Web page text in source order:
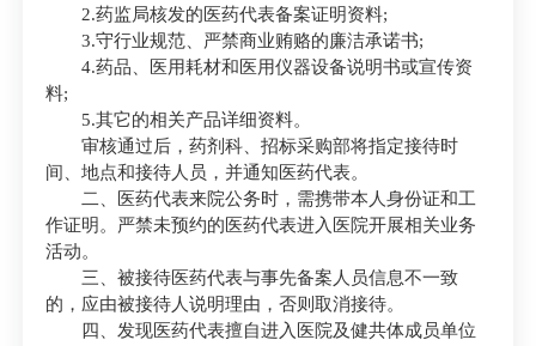
2.药监局核发的医药代表备案证明资料;
3.守行业规范、严禁商业贿赂的廉洁承诺书;
4.药品、医用耗材和医用仪器设备说明书或宣传资
料;
5.其它的相关产品详细资料。
审核通过后，药剂科、招标采购部将指定接待时
间、地点和接待人员，并通知医药代表。
二、医药代表来院公务时，需携带本人身份证和工
作证明。严禁未预约的医药代表进入医院开展相关业务
活动。
三、被接待医药代表与事先备案人员信息不一致
的，应由被接待人说明理由，否则取消接待。
四、发现医药代表擅自进入医院及健共体成员单位